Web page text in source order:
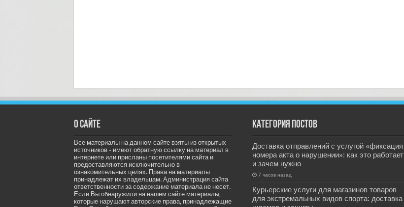
О сайте
Все материалы на данном сайте взяты из открытых
источников - имеют обратную ссылку на материал в
интернете или присланы посетителями сайта и
предоставляются исключительно в
ознакомительных целях. Права на материалы
принадлежат их владельцам. Администрация сайта
ответственности за содержание материала не несет.
Если Вы обнаружили на нашем сайте материалы,
которые нарушают авторские права, принадлежащие
Категория постов
Доставка отправлений с услугой «фиксация
номера акта о нарушении»: как это работает
и зачем нужно
7 часов назад
Курьерские услуги для магазинов товаров
для экстремальных видов спорта: доставка